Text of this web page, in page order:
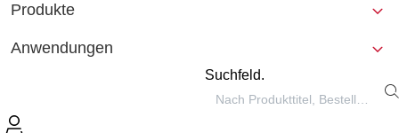
Produkte
Anwendungen
Suchfeld.